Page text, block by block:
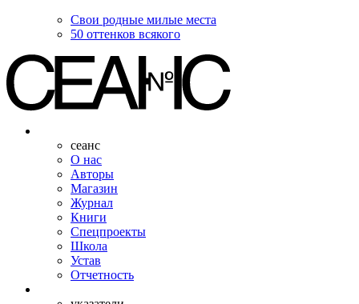
Свои родные милые места
50 оттенков всякого
сеанс
О нас
Авторы
Магазин
Журнал
Книги
Спецпроекты
Школа
Устав
Отчетность